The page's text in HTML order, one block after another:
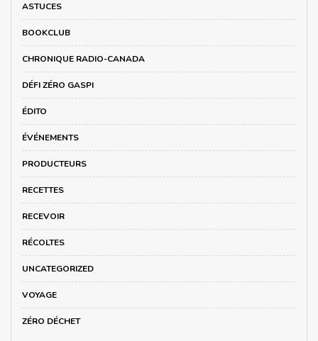
ASTUCES
BOOKCLUB
CHRONIQUE RADIO-CANADA
DÉFI ZÉRO GASPI
ÉDITO
ÉVÉNEMENTS
PRODUCTEURS
RECETTES
RECEVOIR
RÉCOLTES
UNCATEGORIZED
VOYAGE
ZÉRO DÉCHET